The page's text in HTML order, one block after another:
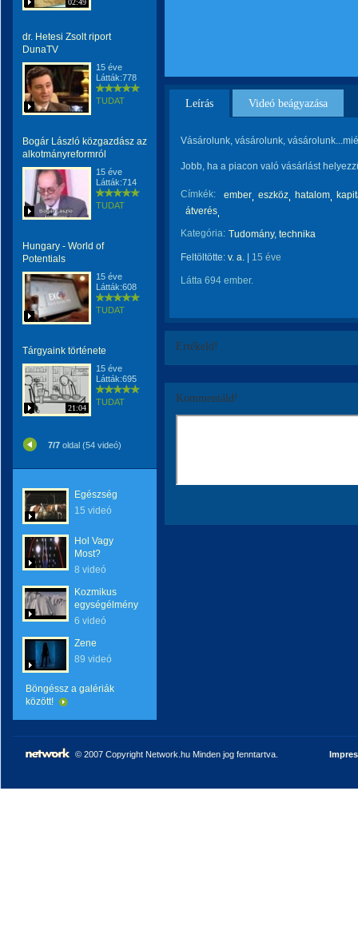
02:49
dr. Hetesi Zsolt riport
DunaTV
15 éve
Látták:778
TUDAT
Bogár László közgazdász az
alkotmányreformról
15 éve
Látták:714
TUDAT
Hungary - World of
Potentials
15 éve
Látták:608
TUDAT
Tárgyaink története
21:04
15 éve
Látták:695
TUDAT
7/7 oldal (54 videó)
Egészség
15 videó
Hol Vagy
Most?
8 videó
Kozmikus
egységélmény
6 videó
Zene
89 videó
Böngéssz a galériák
között!
Leírás Videó beágyazása
Vásárolunk, vásárolunk,
Jobb, ha a piacon való vásárlást
Címkék: ember eszköz hatalom
átverés
Kategória: Tudomány, technika
Feltöltötte: v. a. 15 éve
Látta 694 ember.
Értékeld!
Kommentáld!
© 2007 Copyright Network.hu Minden jog fenntartva.